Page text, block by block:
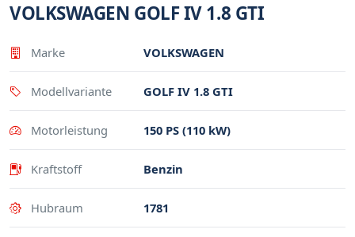
VOLKSWAGEN GOLF IV 1.8 GTI
Eigenschaft
Marke VOLKSWAGEN
Modellvariante GOLF IV 1.8 GTI
Motorleistung 150 PS (110 kW)
Kraftstoff Benzin
Hubraum 1781